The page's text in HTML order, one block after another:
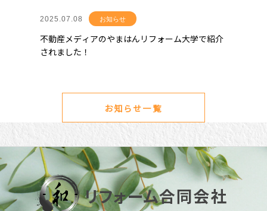
2025.07.08 お知らせ
不動産メディアのやまはんリフォーム大学で紹介
されました！
お知らせ一覧